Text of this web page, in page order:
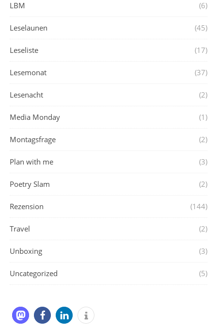
LBM (6)
Leselaunen (45)
Leseliste (17)
Lesemonat (37)
Lesenacht (2)
Media Monday (1)
Montagsfrage (2)
Plan with me (3)
Poetry Slam (2)
Rezension (144)
Travel (2)
Unboxing (3)
Uncategorized (5)